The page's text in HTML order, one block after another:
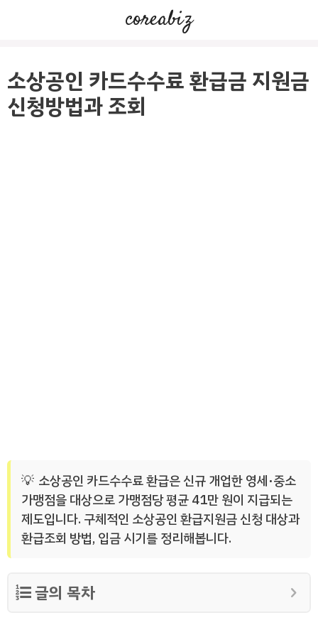
건
너
coreabiz
소상공인 카드수수료 환급금 지원금
신청방법과 조회
소상공인 카드수수료 환급은 신규 개업한 영세·중소
가맹점을 대상으로 가맹점당 평균 41만 원이 지급되는
제도입니다. 구체적인 소상공인 환급지원금 신청 대상과
환급조회 방법, 입금 시기를 정리해봅니다.
글의 목차